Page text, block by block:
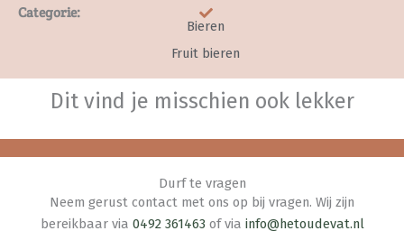
Categorie:
Bieren
Fruit bieren
Dit vind je misschien ook lekker
Durf te vragen
Neem gerust contact met ons op bij vragen. Wij zijn
bereikbaar via 0492 361463 of via info@hetoudevat.nl